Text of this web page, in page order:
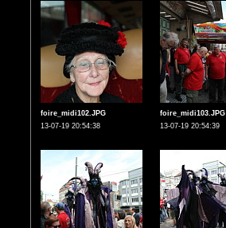
foire_midi102.JPG
13-07-19 20:54:38
foire_midi103.JPG
13-07-19 20:54:39